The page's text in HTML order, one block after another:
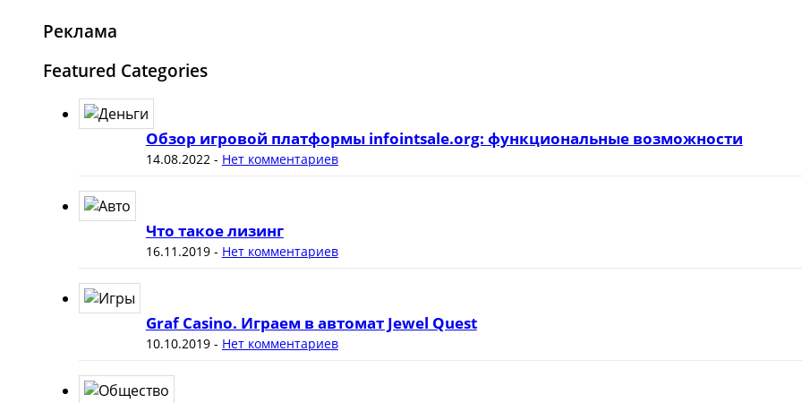
Реклама
Featured Categories
Обзор игровой платформы infointsale.org: функциональные возможности
14.08.2022 - Нет комментариев
Что такое лизинг
16.11.2019- Нет комментариев
Graf Casino. Играем в автомат Jewel Quest
10.10.2019- Нет комментариев